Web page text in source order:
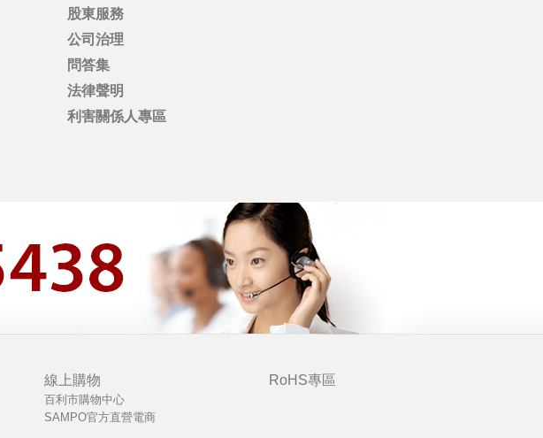
股東服務
公司治理
問答集
法律聲明
利害關係人專區
線上購物
百利市購物中心
SAMPO官方直營電商
RoHS專區